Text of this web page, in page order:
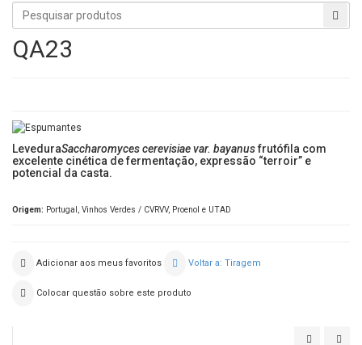
Procurar
produtos
QA23
LeveduraSaccharomyces cerevisiae var. bayanusfrutófila com
excelente cinética de fermentação, expressão “terroir” e
potencial da casta.
Origem: Portugal, Vinhos Verdes / CVRVV, Proenol e UTAD
Adicionar aos meus favoritos Voltar a: Tiragem
Colocar questão sobre este produto
PROELIF